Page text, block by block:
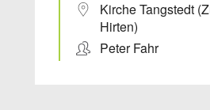
Kirche Tangstedt
Hirten)
Peter Fahr